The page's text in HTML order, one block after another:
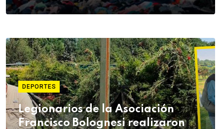
DEPORTES
Legionarios de la Asociación
Francisco Bolognesi realizaron